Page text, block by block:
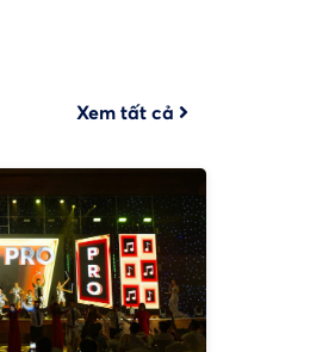
Xem tất cả